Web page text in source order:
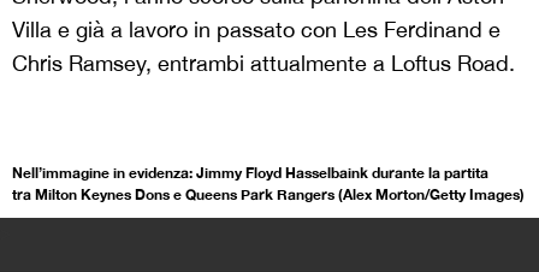
Villa e già a lavoro in passato con Les Ferdinand e
Chris Ramsey, entrambi attualmente a Loftus Road.
Nell’immagine in evidenza: Jimmy Floyd Hasselbaink durante la partita
tra Milton Keynes Dons e Queens Park Rangers (Alex Morton/Getty Images)